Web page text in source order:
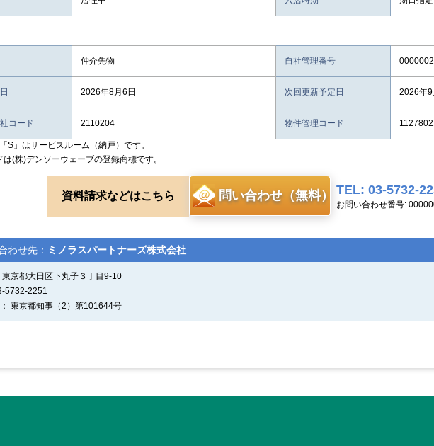
仲介先物 自社管理番号
2026年8月6日 次回更新予定日 2026年
コード 2110204 物件管理コード
S」はサービスルーム（納戸）です。
(株)デンソーウェーブの登録商標です。
資料請求などはこちら 問い合わせ（無料） TEL: 03-5732-
お問い合わせ番号:
わせ先： ミノラスパートナーズ株式会社
東京都大田区下丸子３丁目9-10
5732-2251
東京都知事（2）第101644号